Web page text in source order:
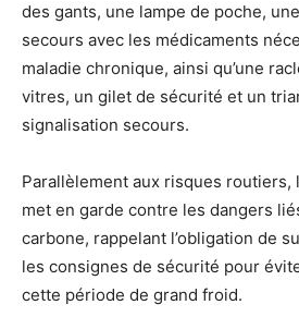
des gants, une lampe de poche,
secours avec les médicaments
maladie chronique, ainsi qu’une
vitres, un gilet de sécurité et un
signalisation secours.
Parallèlement aux risques routiers,
met en garde contre les dangers
carbone, rappelant l’obligation de
les consignes de sécurité pour
cette période de grand froid.